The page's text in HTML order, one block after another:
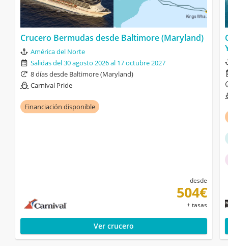
Crucero Bermudas desde Baltimore (Maryland)
América del Norte
Salidas del 30 agosto 2026 al 17 octubre 2027
8 días desde Baltimore (Maryland)
Carnival Pride
Financiación disponible
desde
504€
+ tasas
Ver crucero